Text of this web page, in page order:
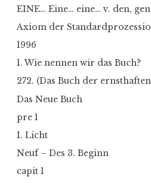
EINE… Eine… eine… v. den,
Axiom der
1996
1. Wie nennen wir das Buch?
272. (Das Buch der
Das Neue Buch
pre 1
I. Licht
Neuf – Des 3. Beginn
capit 1